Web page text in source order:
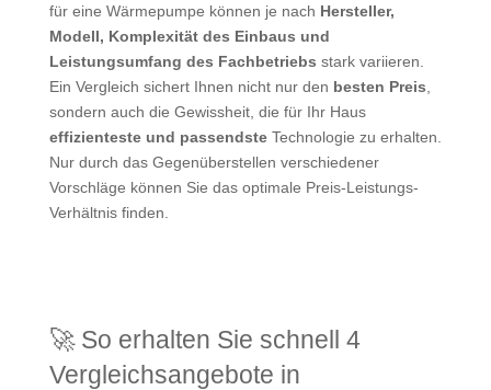
für eine Wärmepumpe können je nach Hersteller,
Modell, Komplexität des Einbaus und
Leistungsumfang des Fachbetriebs stark variieren.
Ein Vergleich sichert Ihnen nicht nur den besten Preis
sondern auch die Gewissheit, die für Ihr Haus
effizienteste und passendsteTechnologie zu erhalten.
Nur durch das Gegenüberstellen verschiedener
Vorschläge können Sie das optimale Preis-Leistungs-
Verhältnis finden.
🚀 So erhalten Sie schnell 4
Vergleichsangebote in